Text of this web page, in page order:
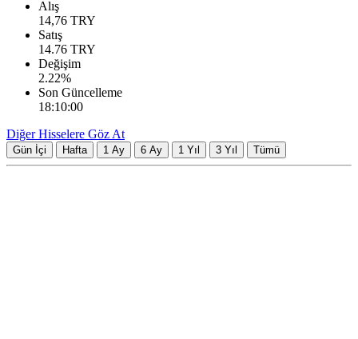
Alış
14,76 TRY
Satış
14.76 TRY
Değişim
2.22%
Son Güncelleme
18:10:00
Diğer Hisselere Göz At
Gün İçi Hafta 1 Ay 6 Ay 1 Yıl 3 Yıl Tümü